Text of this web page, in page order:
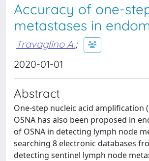
Accuracy of one-
metastases in
Travaglino A.;
2020-01-01
Abstract
One-step nucleic acid amplification
OSNA has also been proposed in
of OSNA in detecting lymph node
searching 8 electronic databases
detecting sentinel lymph node